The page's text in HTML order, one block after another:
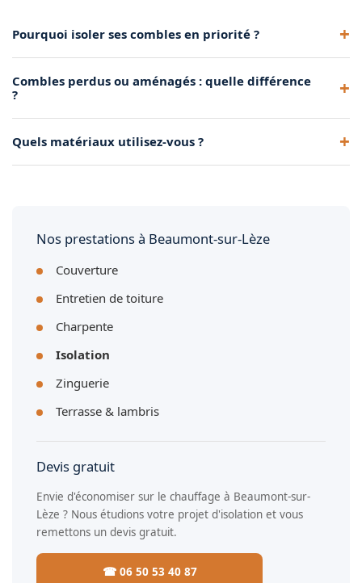
Pourquoi isoler ses combles en priorité ?
combles est le geste le plus rentable thermiquement.
Combles perdus ou aménagés : quelle différence
?
aménagés le sont (on isole les rampants).
Quels matériaux utilisez-vous ?
Nos prestations à Beaumont-sur-Lèze
Couverture
Entretien de toiture
Charpente
Isolation
Zinguerie
Terrasse & lambris
Devis gratuit
Envie d'économiser sur le chauffage à Beaumont-sur-
Lèze ? Nous étudions votre projet d'isolation et vous
remettons un devis gratuit.
☎ 06 50 53 40 87